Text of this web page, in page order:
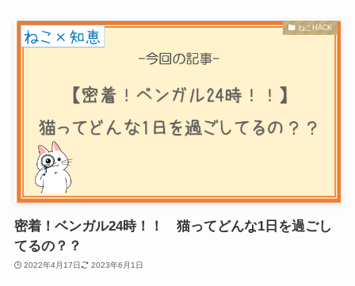
ねこHACK
密着！ベンガル24時！！ 猫ってどんな1日を過ごし
てるの？？
2022年4月17日 2023年6月1日